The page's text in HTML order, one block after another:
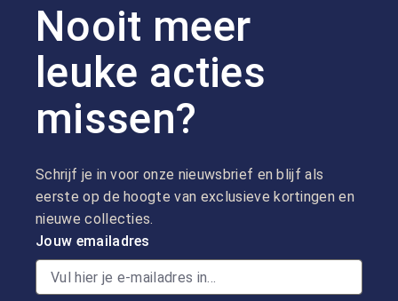
Nooit meer
leuke acties
missen?
Schrijf je in voor onze nieuwsbrief en blijf als
eerste op de hoogte van exclusieve kortingen en
nieuwe collecties.
Jouw emailadres